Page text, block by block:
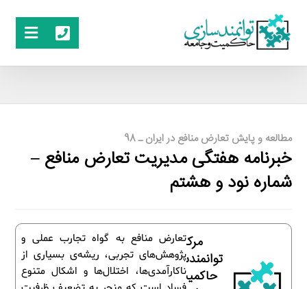
مطالعه و پایش تعارض منافع در ایران ـ 98
خبرنامه هفتگی مدیریت تعارض منافع –
شماره نود و هشتم
تعارض منافع به گواه تجارب عملی و
پژوهش‌های تجربی، ریشه‌ی بسیاری از
ناکارآمدی‌ها، اختلال‌ها و اشکال متنوع
مرکز
توانمندسازی
حاکمیت و